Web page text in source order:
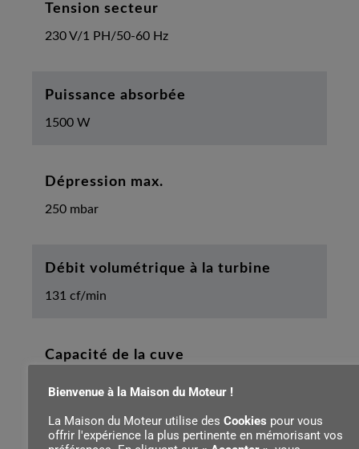
Tension secteur
230 V/1 PH/50-60 Hz
Puissance absorbée
1500 W
Dépression max.
250 mbar
Débit volumétrique à la turbine
131 cf/min
Capacité de la cuve
Longueur du tuyau flexible d'aspiration
Bienvenue à la Maison du Moteur !
La Maison du Moteur utilise des Cookies pour vous
offrir l'expérience la plus pertinente en mémorisant vos